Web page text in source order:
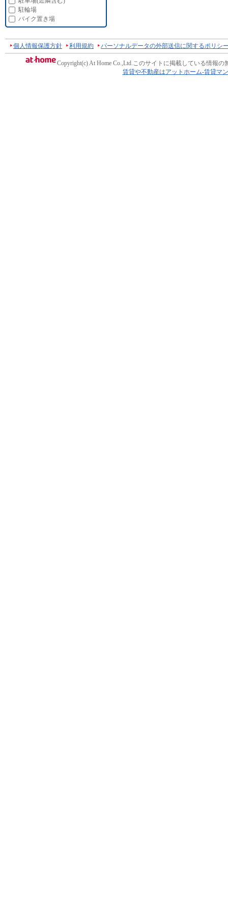
駐輪場
バイク置き場
個人情報保護方針 利用規約 パーソナルデータの外部送信に関するポリシ
Copyright(c) At Home Co.,Ltd.このサイトに掲載している情報の
賃貸や不動産はアットホーム-賃貸マ